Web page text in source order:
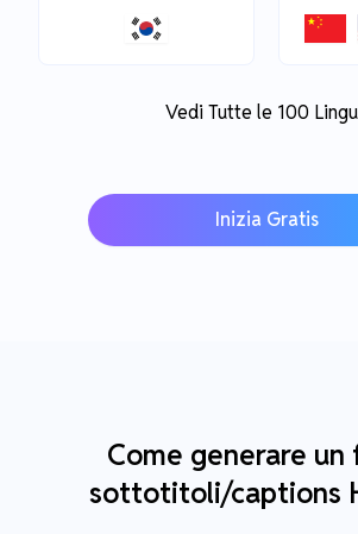
Vedi Tutte le 100
Inizia Gratis
Come generare un
sottotitoli/captions